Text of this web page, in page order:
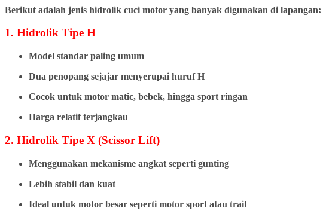
Berikut adalah jenis hidrolik cuci motor yang banyak digunakan di lapangan:
1. Hidrolik Tipe H
Model standar paling umum
Dua penopang sejajar menyerupai huruf H
Cocok untuk motor matic, bebek, hingga sport ringan
Harga relatif terjangkau
2. Hidrolik Tipe X (Scissor Lift)
Menggunakan mekanisme angkat seperti gunting
Lebih stabil dan kuat
Ideal untuk motor besar seperti motor sport atau trail